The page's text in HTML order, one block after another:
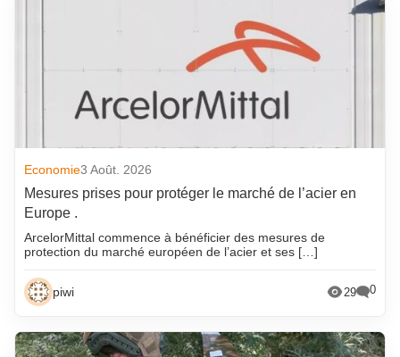
Economie3 Août. 2026
Mesures prises pour protéger le marché de l’acier en
Europe .
ArcelorMittal commence à bénéficier des mesures de
protection du marché européen de l’acier et ses […]
piwi 29 0